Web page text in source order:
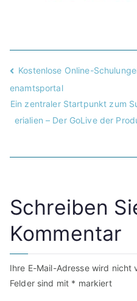
Kostenlose Online-
enamtsportal
Ein zentraler Startpunkt zum
erialien – Der GoLive der
Schreiben
Kommentar
Ihre E-Mail-Adresse wird nicht
Felder sind mit * markiert